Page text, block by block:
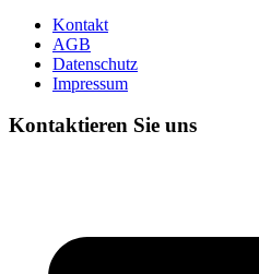
Kontakt
AGB
Datenschutz
Impressum
Kontaktieren Sie uns